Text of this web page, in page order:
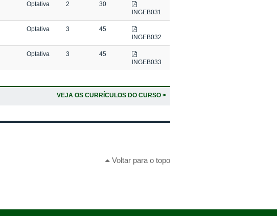
Optativa 2
30
INGEB031
Optativa 3
45
INGEB032
Optativa 3
45
INGEB033
VEJA OS CURRÍCULOS DO CURSO >
Voltar para o topo